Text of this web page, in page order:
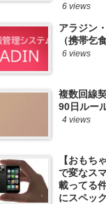
6 views
アラジン
（携帯乞
6 views
複数回線
90日ルー
4 views
【おもち
で変なス
載ってる
にスペッ